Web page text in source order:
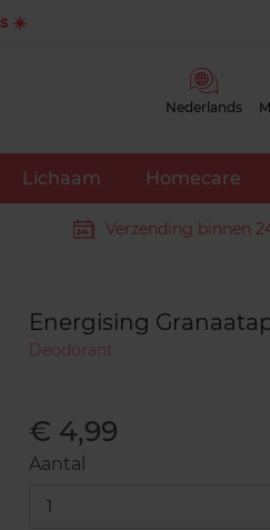
☀️
Nederlands
Lichaam Homecare
Verzending binnen
Energising
Deodorant
€ 4,99
Aantal
1